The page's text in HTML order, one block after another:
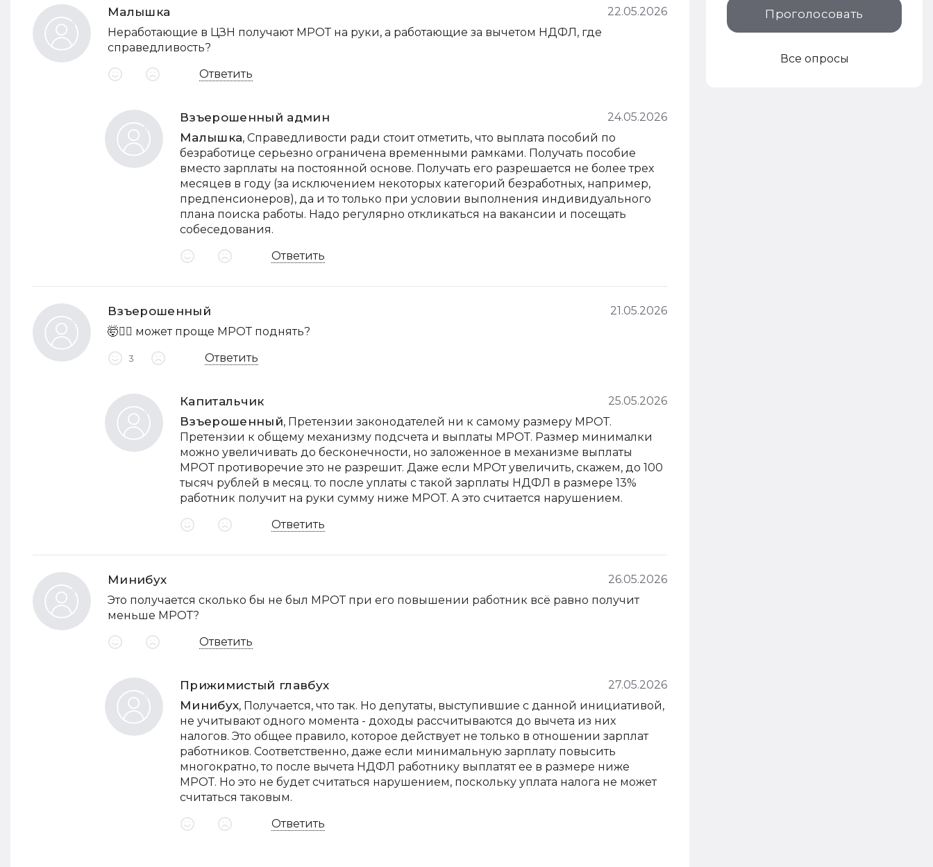
Малышка
22.05.2026
Неработающие в ЦЗН получают МРОТ на руки, а работающие за вычетом НДФЛ, где
справедливость?
Ответить
Взъерошенный админ 24.05.2026
Малышка, Справедливости ради стоит отметить, что выплата пособий по
безработице серьезно ограничена временными рамками. Получать пособие
вместо зарплаты на постоянной основе. Получать его разрешается не более трех
месяцев в году (за исключением некоторых категорий безработных, например,
предпенсионеров), да и то только при условии выполнения индивидуального
плана поиска работы. Надо регулярно откликаться на вакансии и посещать
собеседования.
Ответить
Взъерошенный
21.05.2026
🤯🤷‍♀️ может проще МРОТ поднять?
3 Ответить
Капитальчик 25.05.2026
Взъерошенный, Претензии законодателей ни к самому размеру МРОТ.
Претензии к общему механизму подсчета и выплаты МРОТ. Размер минималки
можно увеличивать до бесконечности, но заложенное в механизме выплаты
МРОТ противоречие это не разрешит. Даже если МРОт увеличить, скажем, до 100
тысяч рублей в месяц. то после уплаты с такой зарплаты НДФЛ в размере 13%
работник получит на руки сумму ниже МРОТ. А это считается нарушением.
Ответить
Минибух
26.05.2026
Это получается сколько бы не был МРОТ при его повышении работник всё равно получит
меньше МРОТ?
Ответить
Прижимистый главбух 27.05.2026
Минибух, Получается, что так. Но депутаты, выступившие с данной инициативой,
не учитывают одного момента - доходы рассчитываются до вычета из них
налогов. Это общее правило, которое действует не только в отношении зарплат
работников. Соответственно, даже если минимальную зарплату повысить
многократно, то после вычета НДФЛ работнику выплатят ее в размере ниже
МРОТ. Но это не будет считаться нарушением, поскольку уплата налога не может
считаться таковым.
Ответить
Проголосовать
Все опросы